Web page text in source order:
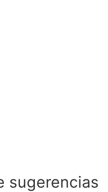
sugerencias